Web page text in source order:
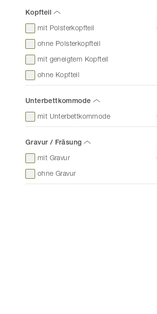
Kopfteil
mit Polsterkopfteil
ohne Polsterkopfteil
mit geneigtem Kopfteil
ohne Kopfteil
Unterbettkommode
mit Unterbettkommode
Gravur / Fräsung
mit Gravur
ohne Gravur